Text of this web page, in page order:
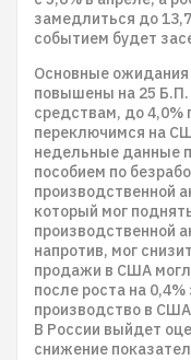
замедлиться до
событием будет
Основные ожидания
повышены на 25
средствам, до 4,0%
переключимся на
недельные данные
пособием по
производственной
который мог
производственной
напротив, мог
продажи в США
после роста на
производство в
В России выйдет
снижение